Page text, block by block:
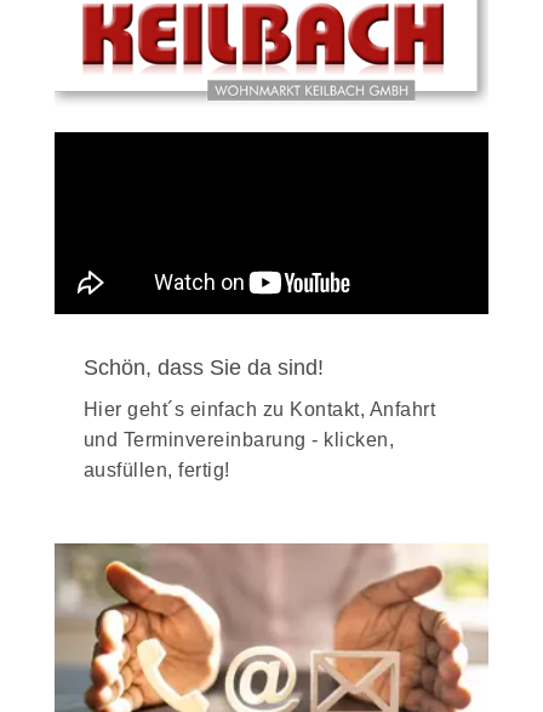
jahrelange Erfahrung und freuen sich,
mit Ihnen zu planen. Mit Marken wie
Schüller, nobilia, Häcker, Global-Küchen
Schön, dass Sie da sind!
Hier geht´s einfach zu Kontakt, Anfahrt
und Terminvereinbarung - klicken,
ausfüllen, fertig!